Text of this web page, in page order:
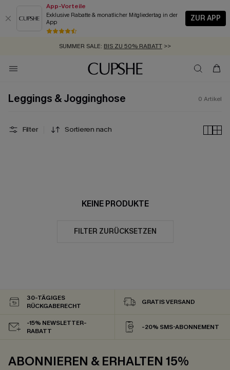
App-Vorteile
Exklusive Rabatte & monatlicher Mitgliedertag in der
App
ZUR APP
GRATIS MASSBAND MIT JEDEM SCHNELLVERSAND-ARTIKEL >>
SUMMER SALE: BIS ZU 50% RABATT >>
ZUM NEWSLETTER:BIS ZU -20% EXTRA ERHALTEN
KOSTENLOSER VERSAND AB 89 €
Leggings & Jogginghose 0 Artikel
Filter Sortieren nach
KEINE PRODUKTE
FILTER ZURÜCKSETZEN
30-TÄGIGES
RÜCKGABERECHT
GRATIS VERSAND
-15% NEWSLETTER-
RABATT
-20% SMS-ABONNEMENT
ABONNIEREN & ERHALTEN 15%